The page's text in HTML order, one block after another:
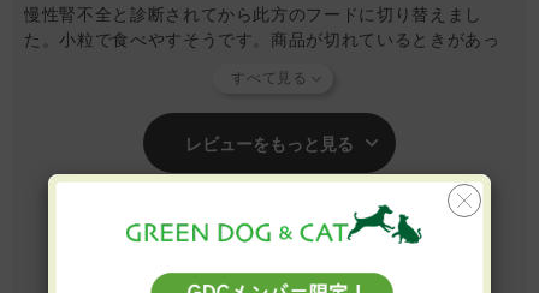
慢性腎不全と診断されてから此方のフードに切り替えまし
た。小粒で食べやすそうです。商品が切れているときがあっ
レビューをもっと見る
19-24 / 全107件
2 3 5